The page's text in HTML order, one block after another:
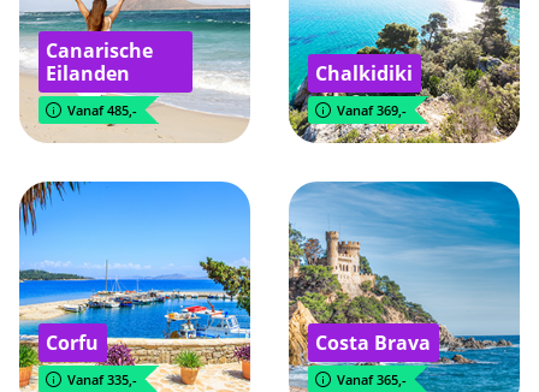
Canarische
Eilanden
Vanaf 485,-
Chalkidiki
Vanaf 369,-
Corfu
Vanaf 335,-
Costa Brava
Vanaf 365,-